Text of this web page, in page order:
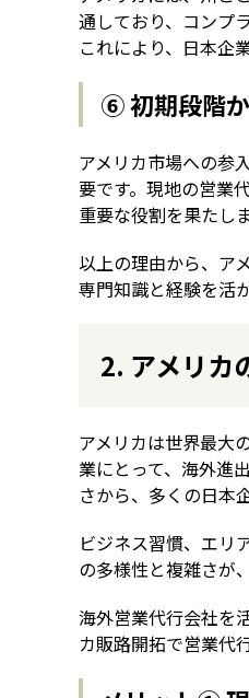
通しており、コンプ
これにより、日本企
⑥ 初期段階
アメリカ市場への参
要です。現地の営業
重要な役割を果たしま
以上の理由から、ア
専門知識と経験を活
2. アメリカ
アメリカは世界最大
業にとって、海外進
さから、多くの日本
ビジネス習慣、エリ
の多様性と複雑さが
海外営業代行会社を
カ販路開拓で営業代